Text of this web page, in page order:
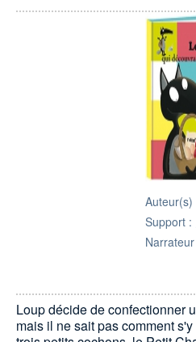
Auteur(s)
Support :
Loup décide de confectionner
mais il ne sait pas comment